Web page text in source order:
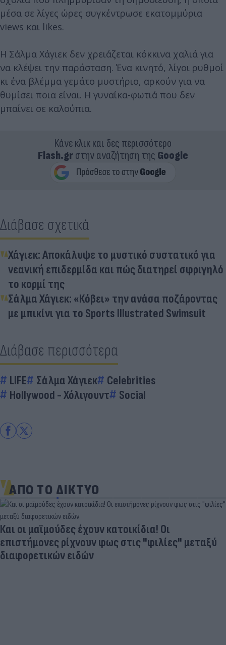
μέσα σε λίγες ώρες συγκέντρωσε εκατομμύρια
views και likes.
Η Σάλμα Χάγιεκ δεν χρειάζεται κόκκινα χαλιά για
να κλέψει την παράσταση. Ένα κινητό, λίγοι ρυθμοί
κι ένα βλέμμα γεμάτο μυστήριο, αρκούν για να
θυμίσει ποια είναι. Η γυναίκα-φωτιά που δεν
μπαίνει σε καλούπια.
Κάνε κλικ και δες περισσότερο
Flash.grστην αναζήτηση της Google
Διάβασε σχετικά
Χάγιεκ: Αποκάλυψε το μυστικό συστατικό για
νεανική επιδερμίδα και πώς διατηρεί σφριγηλό
το κορμί της
Σάλμα Χάγιεκ: «Κόβει» την ανάσα ποζάροντας
με μπικίνι για το Sports Illustrated Swimsuit
Διάβασε περισσότερα
LIFE Σάλμα Χάγιεκ
Celebrities
Hollywood - Χόλιγουντ
Social
ΑΠΟ ΤΟ ΔΙΚΤΥΟ
Και οι μαϊμούδες έχουν κατοικίδια! Οι
επιστήμονες ρίχνουν φως στις "φιλίες" μεταξύ
διαφορετικών ειδών